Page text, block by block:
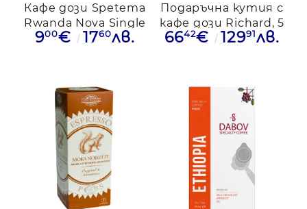
Кафе дози Spetema
Rwanda Nova Single
Origin, 16 дози
900€ 1760лв.
Подаръчна кутия с
кафе дози Richard, 5
различни вида по 6
6642€ 12991лв.